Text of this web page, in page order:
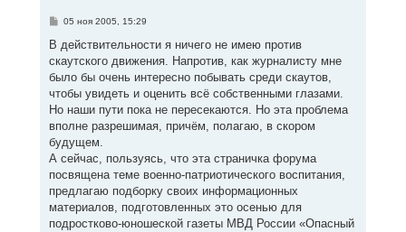
С
о
б
щ
е
и
е
05 ноя 2005, 15:29
В действительности я ничего не имею против
скаутского движения. Напротив, как журналисту мне
было бы очень интересно побывать среди скаутов,
чтобы увидеть и оценить всё собственными глазами.
Но наши пути пока не пересекаются. Но эта проблема
вполне разрешимая, причём, полагаю, в скором
будущем.
А сейчас, пользуясь, что эта страничка форума
посвящена теме военно-патриотического воспитания,
предлагаю подборку своих информационных
материалов, подготовленных это осенью для
подростково-юношеской газеты МВД России «Опасный